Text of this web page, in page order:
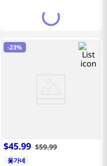
-23%
$45.99 $59.99
옻가네